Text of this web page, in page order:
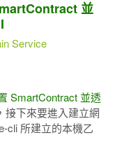
並
Service
SmartContract 並透
接下來要進入建立網
cli 所建立的本機乙